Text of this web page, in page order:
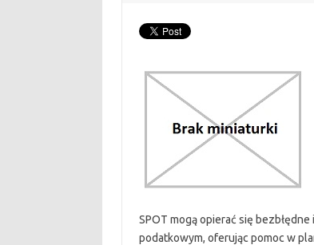
SPOT mogą opierać się
podatkowym, oferując pomoc w